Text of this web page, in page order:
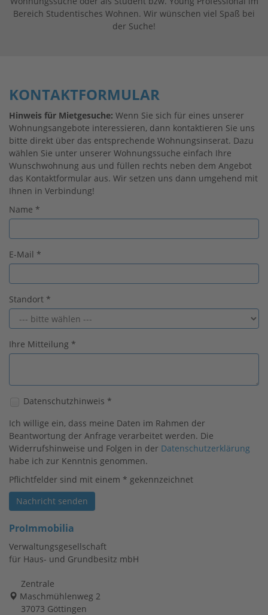
Bereich Studentisches Wohnen. Wir wünschen viel Spaß bei
der Suche!
KONTAKTFORMULAR
Hinweis für Mietgesuche: Wenn Sie sich für eines unserer
Wohnungsangebote interessieren, dann kontaktieren Sie uns
bitte direkt über das entsprechende Wohnungsinserat. Dazu
wählen Sie unter unserer Wohnungssuche einfach Ihre
Wunschwohnung aus und füllen rechts neben dem Angebot
das Kontaktformular aus. Wir setzen uns dann umgehend mit
Ihnen in Verbindung!
Name *
E-Mail *
Standort *
Ihre Mitteilung *
Datenschutzhinweis *
Ich willige ein, dass meine Daten im Rahmen der
Beantwortung der Anfrage verarbeitet werden. Die
Widerrufshinweise und Folgen in der Datenschutzerklärung
habe ich zur Kenntnis genommen.
Pflichtfelder sind mit einem * gekennzeichnet
Nachricht senden
ProImmobilia
Verwaltungsgesellschaft
für Haus- und Grundbesitz mbH
Zentrale
Maschmühlenweg 2
37073 Göttingen